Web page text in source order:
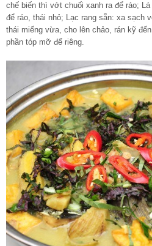
chế biến thì vớt chuối xanh ra để ráo;
để ráo, thái nhỏ; Lạc rang sẵn: xa sạch
thái miếng vừa, cho lên chảo, rán kỹ
phần tóp mỡ để riêng.